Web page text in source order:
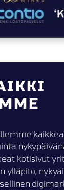
kotisivut
ylläpito,